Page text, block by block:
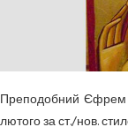
Преподобний Єфрем
лютого за ст./нов.